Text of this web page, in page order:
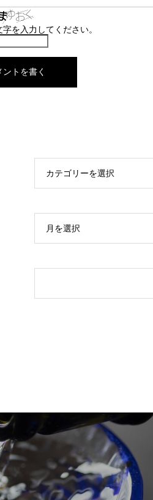
を入力してください。
カテゴリーを選択
月を選択